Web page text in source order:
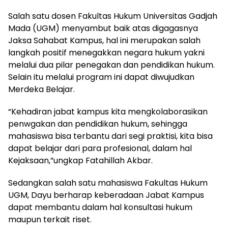
Salah satu dosen Fakultas Hukum Universitas Gadjah
Mada (UGM) menyambut baik atas digagasnya
Jaksa Sahabat Kampus, hal ini merupakan salah
langkah positif menegakkan negara hukum yakni
melalui dua pilar penegakan dan pendidikan hukum.
Selain itu melalui program ini dapat diwujudkan
Merdeka Belajar.
“Kehadiran jabat kampus kita mengkolaborasikan
penwgakan dan pendidikan hukum, sehingga
mahasiswa bisa terbantu dari segi praktisi, kita bisa
dapat belajar dari para profesional, dalam hal
Kejaksaan,”ungkap Fatahillah Akbar.
Sedangkan salah satu mahasiswa Fakultas Hukum
UGM, Dayu berharap keberadaan Jabat Kampus
dapat membantu dalam hal konsultasi hukum
maupun terkait riset.